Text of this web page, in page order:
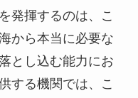
発揮するのは、こ
から本当に必要な
とし込む能力にお
する機関では、こ